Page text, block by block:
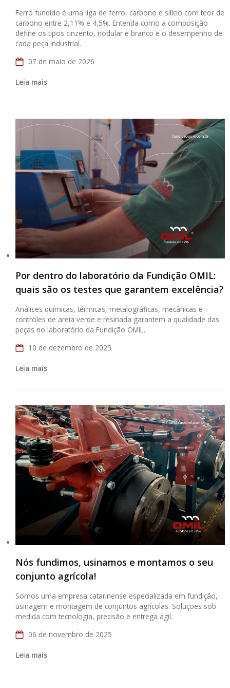
Ferro fundido é uma liga de ferro, carbono e silício com teor de
carbono entre 2,11% e 4,5%. Entenda como a composição
define os tipos cinzento, nodular e branco e o desempenho de
cada peça industrial.
07 de maio de 2026
Leia mais
Por dentro do laboratório da Fundição OMIL:
quais são os testes que garantem excelência?
Análises químicas, térmicas, metalográficas, mecânicas e
controles de areia verde e resinada garantem a qualidade das
peças no laboratório da Fundição OMIL.
10 de dezembro de 2025
Leia mais
Nós fundimos, usinamos e montamos o seu
conjunto agrícola!
Somos uma empresa catarinense especializada em fundição,
usinagem e montagem de conjuntos agrícolas. Soluções sob
medida com tecnologia, precisão e entrega ágil.
06 de novembro de 2025
Leia mais